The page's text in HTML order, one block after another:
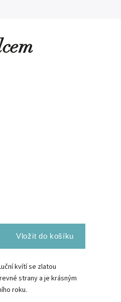
kvítí se zlatou
strany a je krásným
roku.